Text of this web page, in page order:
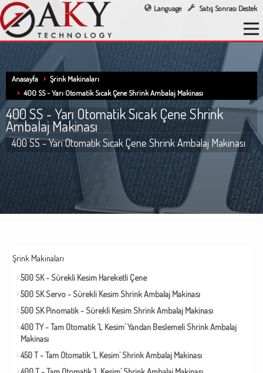
Language Satış Sonrası Destek
Anasayfa
Şrink Makinaları
400 SS - Yarı Otomatik Sıcak Çene Shrink Ambalaj Makinası
400 SS - Yarı Otomatik Sıcak Çene Shrink
Ambalaj Makinası
400 SS - Yarı Otomatik Sıcak Çene Shrink Ambalaj Makinası
Şrink Makinaları
500 SK - Sürekli Kesim Hareketli Çene
500 SK Servo - Sürekli Kesim Shrink Ambalaj Makinası
500 SK Pinomatik - Sürekli Kesim Shrink Ambalaj Makinası
400 TY - Tam Otomatik ‘L Kesim’ Yandan Beslemeli Shrink Ambalaj
Makinası
450 T - Tam Otomatik ‘L Kesim’ Shrink Ambalaj Makinası